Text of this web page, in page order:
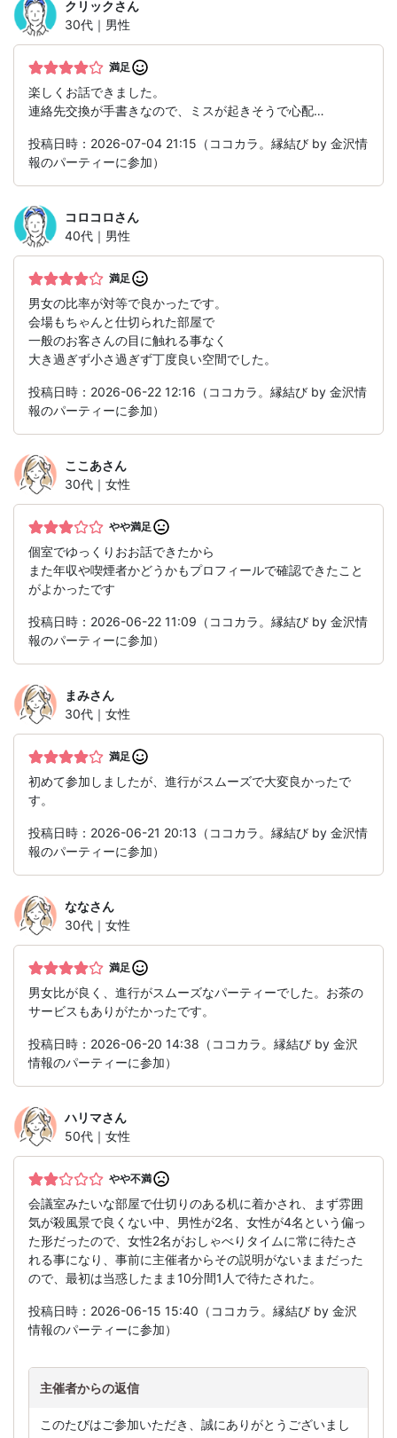
クリックさん
30代｜男性
満足
楽しくお話できました。
連絡先交換が手書きなので、ミスが起きそうで心配…
投稿日時：2026-07-04 21:15（ココカラ。縁結び by 金沢情
報のパーティーに参加）
コロコロさん
40代｜男性
満足
男女の比率が対等で良かったです。
会場もちゃんと仕切られた部屋で
一般のお客さんの目に触れる事なく
大き過ぎず小さ過ぎず丁度良い空間でした。
投稿日時：2026-06-22 12:16（ココカラ。縁結び by 金沢情
報のパーティーに参加）
ここあさん
30代｜女性
やや満足
個室でゆっくりおお話できたから
また年収や喫煙者かどうかもプロフィールで確認できたこと
がよかったです
投稿日時：2026-06-22 11:09（ココカラ。縁結び by 金沢情
報のパーティーに参加）
まみさん
30代｜女性
満足
初めて参加しましたが、進行がスムーズで大変良かったで
す。
投稿日時：2026-06-21 20:13（ココカラ。縁結び by 金沢情
報のパーティーに参加）
ななさん
30代｜女性
満足
男女比が良く、進行がスムーズなパーティーでした。お茶の
サービスもありがたかったです。
投稿日時：2026-06-20 14:38（ココカラ。縁結び by 金沢
情報のパーティーに参加）
ハリマさん
50代｜女性
やや不満
会議室みたいな部屋で仕切りのある机に着かされ、まず雰囲
気が殺風景で良くない中、男性が2名、女性が4名という偏っ
た形だったので、女性2名がおしゃべりタイムに常に待たさ
れる事になり、事前に主催者からその説明がないままだった
ので、最初は当惑したまま10分間1人で待たされた。
投稿日時：2026-06-15 15:40（ココカラ。縁結び by 金沢
情報のパーティーに参加）
主催者からの返信
このたびはご参加いただき、誠にありがとうございまし